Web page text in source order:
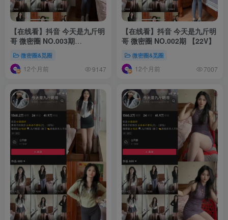
【在线看】抖音 今天是九斤明
哥 微密圈 NO.003期
微密圈&觅圈
12个月前 9147
【在线看】抖音 今天是九斤明
哥 微密圈 NO.002期 【22V】
微密圈&觅圈
12个月前 7007